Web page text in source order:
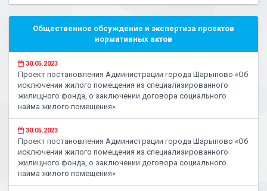
Общественное обсуждение и экспертиза проектов
нормативных актов
30.05.2023
Проект постановления Администрации города Шарыпово «Об
исключении жилого помещения из специализированного
жилищного фонда, о заключении договора социального
найма жилого помещения»
30.05.2023
Проект постановления Администрации города Шарыпово «Об
исключении жилого помещения из специализированного
жилищного фонда, о заключении договора социального
найма жилого помещения»